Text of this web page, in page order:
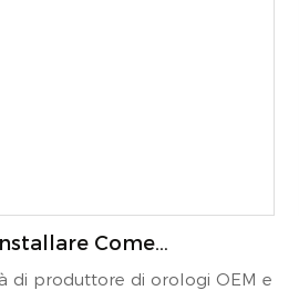
Come
il tuo orologio?
di produttore di orologi OEM e